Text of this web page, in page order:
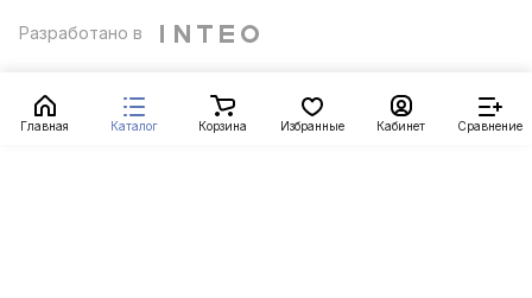
Главная Каталог Корзина Избранные Кабинет Сравнение
Разработано в